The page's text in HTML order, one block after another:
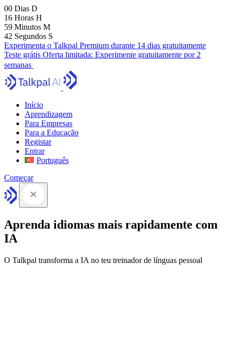
00 Dias D
16 Horas H
59 Minutos M
41 Segundos S
Experimenta o Talkpal Premium durante 14 dias gratuitamente
Teste grátis Oferta limitada: Experimente gratuitamente por 2
semanas
Início
Aprendizagem
Para Empresas
Para a Educação
Registar
Entrar
Português
Começar
Aprenda idiomas mais rapidamente com
IA
O Talkpal transforma a IA no teu treinador de línguas pessoal